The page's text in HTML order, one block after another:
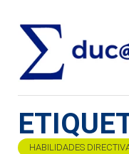
HABILIDADES